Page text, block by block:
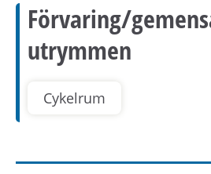
Förvaring/
utrymmen
Cykelrum